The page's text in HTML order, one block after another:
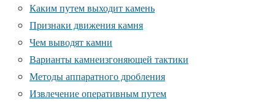
Каким путем выходит камень
Признаки движения камня
Чем выводят камни
Варианты камнеизгоняющей тактики
Методы аппаратного дробления
Извлечение оперативным путем